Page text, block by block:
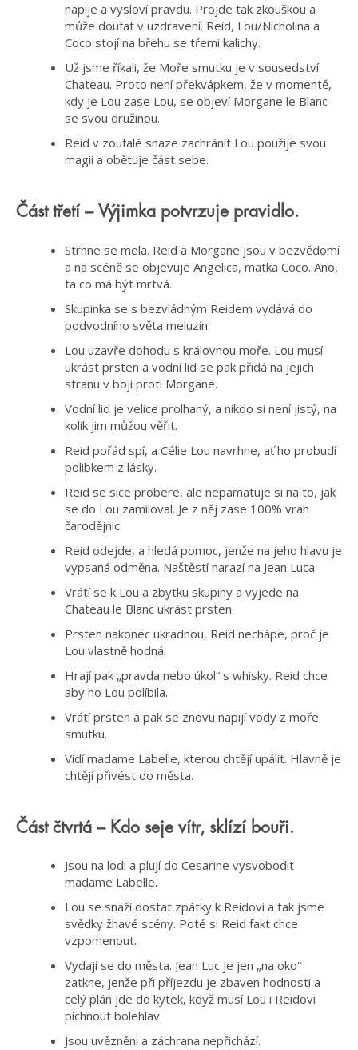
napije a vysloví pravdu. Projde tak zkouškou a
může doufat v uzdravení. Reid, Lou/Nicholina a
Coco stojí na břehu se třemi kalichy.
Už jsme říkali, že Moře smutku je v sousedství
Chateau. Proto není překvápkem, že v momentě,
kdy je Lou zase Lou, se objeví Morgane le Blanc
se svou družinou.
Reid v zoufalé snaze zachránit Lou použije svou
magii a obětuje část sebe.
Část třetí – Výjimka potvrzuje pravidlo.
Strhne se mela. Reid a Morgane jsou v bezvědomí
a na scéně se objevuje Angelica, matka Coco. Ano,
ta co má být mrtvá.
Skupinka se s bezvládným Reidem vydává do
podvodního světa meluzín.
Lou uzavře dohodu s královnou moře. Lou musí
ukrást prsten a vodní lid se pak přidá na jejich
stranu v boji proti Morgane.
Vodní lid je velice prolhaný, a nikdo si není jistý, na
kolik jim můžou věřit.
Reid pořád spí, a Célie Lou navrhne, ať ho probudí
polibkem z lásky.
Reid se sice probere, ale nepamatuje si na to, jak
se do Lou zamiloval. Je z něj zase 100% vrah
čarodějnic.
Reid odejde, a hledá pomoc, jenže na jeho hlavu je
vypsaná odměna. Naštěstí narazí na Jean Luca.
Vrátí se k Lou a zbytku skupiny a vyjede na
Chateau le Blanc ukrást prsten.
Prsten nakonec ukradnou, Reid nechápe, proč je
Lou vlastně hodná.
Hrají pak „pravda nebo úkol“ s whisky. Reid chce
aby ho Lou políbila.
Vrátí prsten a pak se znovu napijí vody z moře
smutku.
Vidí madame Labelle, kterou chtějí upálit. Hlavně je
chtějí přivést do města.
Část čtvrtá – Kdo seje vítr, sklízí bouři.
Jsou na lodi a plují do Cesarine vysvobodit
madame Labelle.
Lou se snaží dostat zpátky k Reidovi a tak jsme
svědky žhavé scény. Poté si Reid fakt chce
vzpomenout.
Vydají se do města. Jean Luc je jen „na oko“
zatkne, jenže při příjezdu je zbaven hodnosti a
celý plán jde do kytek, když musí Lou i Reidovi
píchnout bolehlav.
Jsou uvězněni a záchrana nepřichází.